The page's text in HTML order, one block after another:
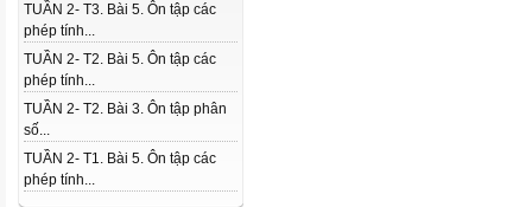
TUẦN 2- T3. Bài 5. Ôn tập các
phép tính...
TUẦN 2- T2. Bài 5. Ôn tập các
phép tính...
TUẦN 2- T2. Bài 3. Ôn tập phân
số...
TUẦN 2- T1. Bài 5. Ôn tập các
phép tính...